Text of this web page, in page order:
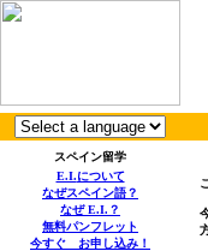
スペイン留学
E.I.について
なぜスペイン語？
なぜE.I. ？
無料パンフレット
今すぐ お申し込み！